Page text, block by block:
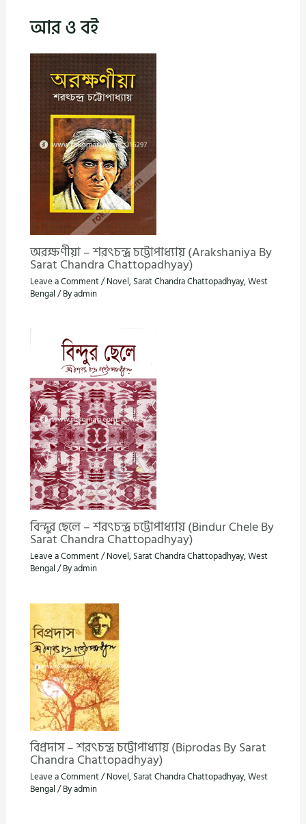
আর ও বই
অরক্ষণীয়া – শরৎচন্দ্র চট্টোপাধ্যায় (Arakshaniya By
Sarat Chandra Chattopadhyay)
Leave a Comment/Novel, Sarat Chandra Chattopadhyay,West
Bengal / Byadmin
বিন্দুর ছেলে – শরৎচন্দ্র চট্টোপাধ্যায় (Bindur Chele By
Sarat Chandra Chattopadhyay)
Leave a Comment/Novel, Sarat Chandra Chattopadhyay,West
Bengal / Byadmin
বিপ্রদাস – শরৎচন্দ্র চট্টোপাধ্যায় (Biprodas By Sarat
Chandra Chattopadhyay)
Leave a Comment/Novel, Sarat Chandra Chattopadhyay,West
Bengal / Byadmin